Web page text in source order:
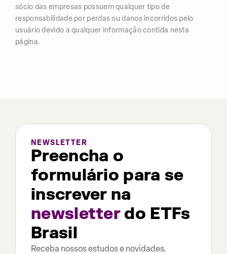
sócio das empresas possuem qualquer tipo de
responsabilidade por perdas ou danos incorridos pelo
usuário devido a qualquer informação contida nesta
página.
NEWSLETTER
Preencha o
formulário para se
inscrever na
newsletterdo ETFs
Brasil
Receba nossos estudos e novidades.